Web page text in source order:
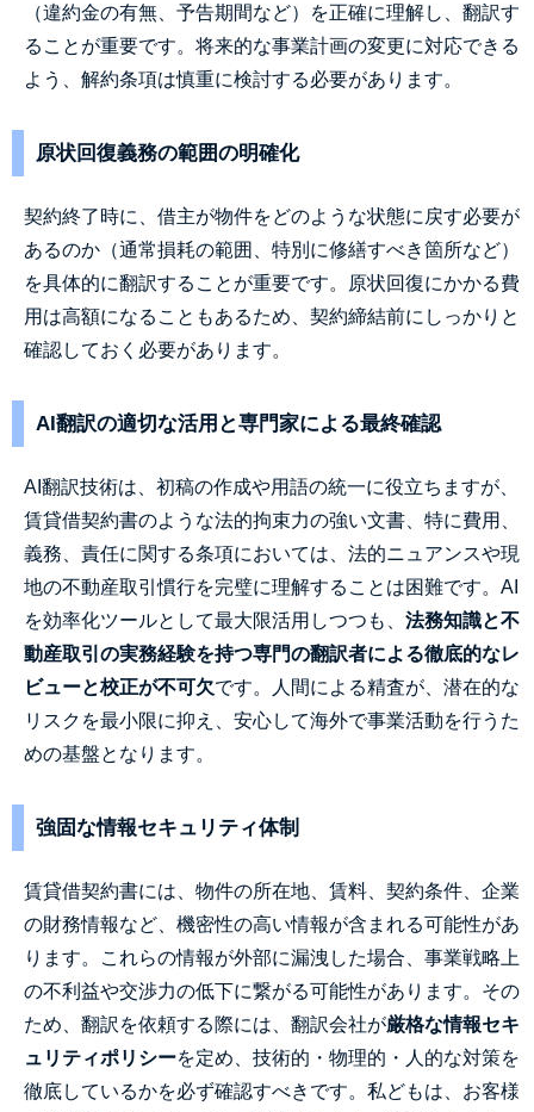
（違約金の有無、予告期間など）を正確に理解し、翻訳す
ることが重要です。将来的な事業計画の変更に対応できる
よう、解約条項は慎重に検討する必要があります。
原状回復義務の範囲の明確化
契約終了時に、借主が物件をどのような状態に戻す必要が
あるのか（通常損耗の範囲、特別に修繕すべき箇所など）
を具体的に翻訳することが重要です。原状回復にかかる費
用は高額になることもあるため、契約締結前にしっかりと
確認しておく必要があります。
AI翻訳の適切な活用と専門家による最終確認
AI翻訳技術は、初稿の作成や用語の統一に役立ちますが、
賃貸借契約書のような法的拘束力の強い文書、特に費用、
義務、責任に関する条項においては、法的ニュアンスや現
地の不動産取引慣行を完璧に理解することは困難です。AI
を効率化ツールとして最大限活用しつつも、 法務知識と不
動産取引の実務経験を持つ専門の翻訳者による徹底的なレ
ビューと校正が不可欠です。人間による精査が、潜在的な
リスクを最小限に抑え、安心して海外で事業活動を行うた
めの基盤となります。
強固な情報セキュリティ体制
賃貸借契約書には、物件の所在地、賃料、契約条件、企業
の財務情報など、機密性の高い情報が含まれる可能性があ
ります。これらの情報が外部に漏洩した場合、事業戦略上
の不利益や交渉力の低下に繋がる可能性があります。その
ため、翻訳を依頼する際には、翻訳会社が厳格な情報セキ
ュリティポリシーを定め、技術的・物理的・人的な対策を
徹底しているかを必ず確認すべきです。私どもは、お客様